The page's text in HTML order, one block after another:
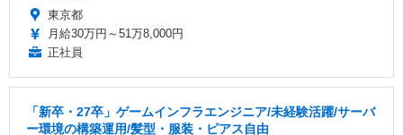
東京都
月給30万円～51万8,000円
正社員
「新卒・27卒」ゲームインフラエンジニア/未経験活躍/サーバ
ー環境の構築運用/髪型・服装・ピアス自由